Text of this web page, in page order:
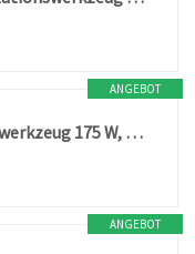
ANGEBOT
Dremel 4250 Rotationswerkzeug 175 W, Multifunktionswerkzeug-Set mit 35 Zubehören, 175-W-Motor mit Konstantelektronik, variable Drehzahl 5.000–35.000 1/min
ANGEBOT